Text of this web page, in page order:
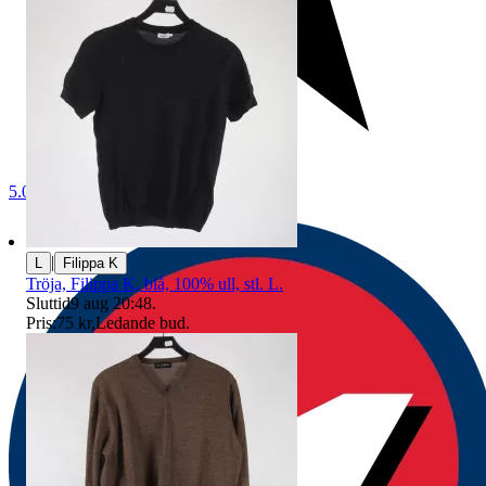
5.0
| Filippa K
Tröja, Filippa K, blå, 100% ull, stl. L.
Sluttid9 aug 20:48.
Pris:75 kr,Ledande bud.